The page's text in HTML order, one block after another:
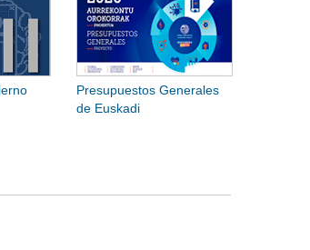
Presupuestos Generales
de Euskadi